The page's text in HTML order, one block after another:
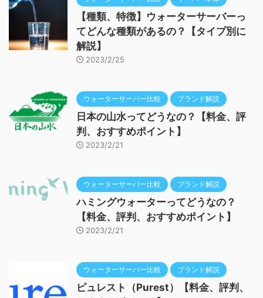
【種類、特徴】ウォーターサーバーっ
てどんな種類があるの？【タイプ別に
解説】
2023/2/25
ウォーターサーバー比較 ブランド解説
日本の山水ってどうなの？【料金、評
判、おすすめポイント】
2023/2/21
ウォーターサーバー比較 ブランド解説
ハミングウォーターってどうなの？
【料金、評判、おすすめポイント】
2023/2/21
ウォーターサーバー比較 ブランド解説
ピュレスト（Purest）【料金、評判、